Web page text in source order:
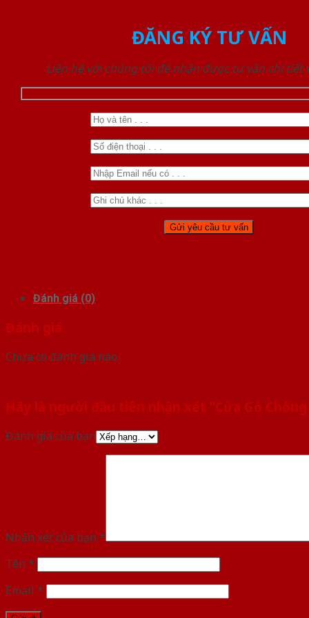
ĐĂNG KÝ TƯ VẤN
Liên hệ với chúng tôi để nhận được tư vấn chi tiết
Đánh giá (0)
Đánh giá
Chưa có đánh giá nào.
Hãy là người đầu tiên nhận xét “Cửa Gỗ Chống
Đánh giá của bạn
Nhận xét của bạn *
Tên *
Email *